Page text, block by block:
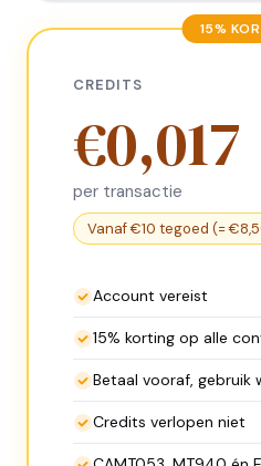
15%
CREDITS
€0,017
per transactie
Vanaf €10 tegoed (=
Account vereist
15% korting op alle
Betaal vooraf, gebruik
Credits verlopen niet